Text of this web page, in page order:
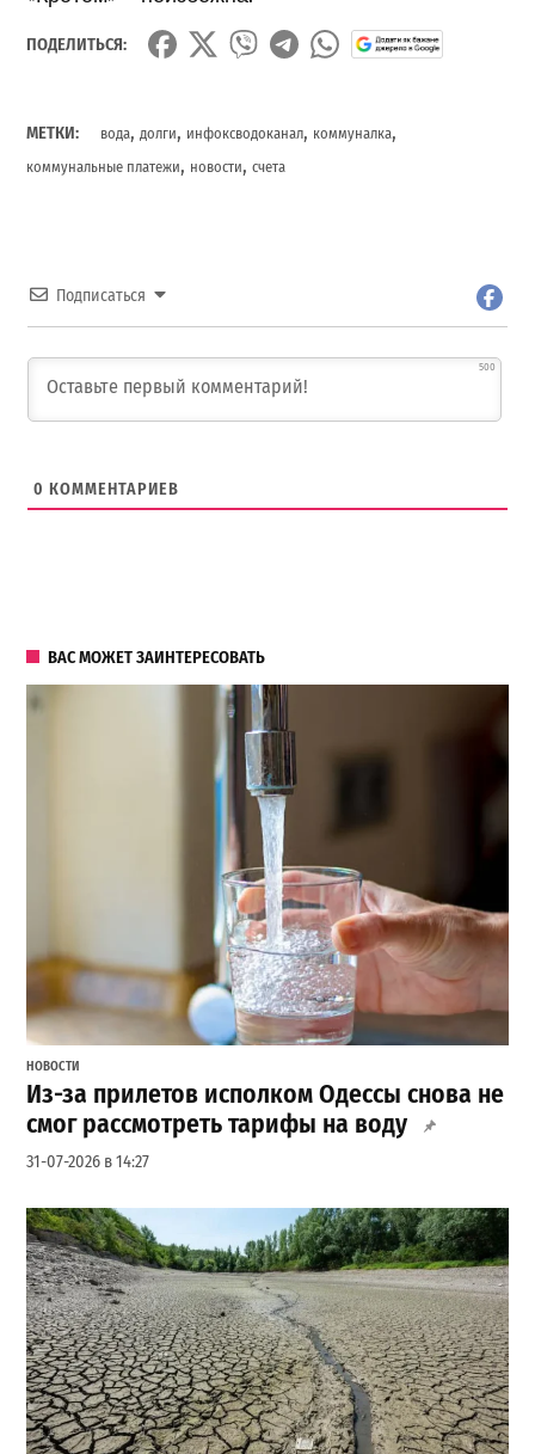
ПОДЕЛИТЬСЯ:
МЕТКИ: вода,долги, инфоксводоканал, коммуналка,
коммунальные платежи, новости,счета
Подписаться
500
0 КОММЕНТАРИЕВ
ВАС МОЖЕТ ЗАИНТЕРЕСОВАТЬ
НОВОСТИ
Из-за прилетов исполком Одессы снова не
смог рассмотреть тарифы на воду
31-07-2026 в 14:27